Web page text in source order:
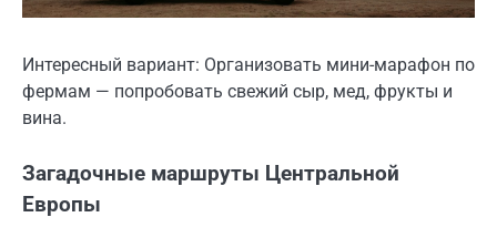
Интересный вариант: Организовать мини-марафон по
фермам — попробовать свежий сыр, мед, фрукты и
вина.
Загадочные маршруты Центральной
Европы